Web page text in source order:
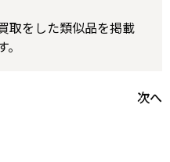
取をした類似品を掲載
次へ